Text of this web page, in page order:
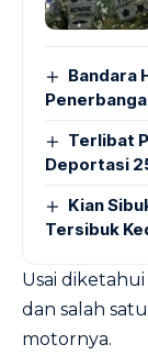
Bandara
Terlibat
Deportasi
Kian
Tersibuk
Usai
dan salah
motornya.